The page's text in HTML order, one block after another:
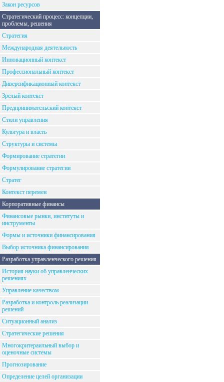
Закон ресурсов
Стратегический процесс: концепции,
проблемы, решения
Стратегия
Международная деятельность
Инновационный контекст
Профессиональный контекст
Диверсификационный контекст
Зрелый контекст
Предпринимательский контекст
Стили управления
Культура и власть
Структуры и системы
Формирование стратегии
Формулирование стратегии
Стратег
Контекст перемен
Корпоративные финансы
Финансовые рынки, институты и
инструменты
Формы и источники финансирования
Выбор источника финансирования
Разработка управленческого решения
История науки об управленческих
решениях
Управление качеством
Разработка и контроль реализации
решений
Ситуационный анализ
Стратегические решения
Многокритераильный выбор и
оценочные системы
Прогнозирование
Определение целей организации